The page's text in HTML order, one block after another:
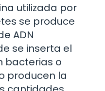
utilizada por
se produce
ADN
se inserta el
bacterias o
producen la